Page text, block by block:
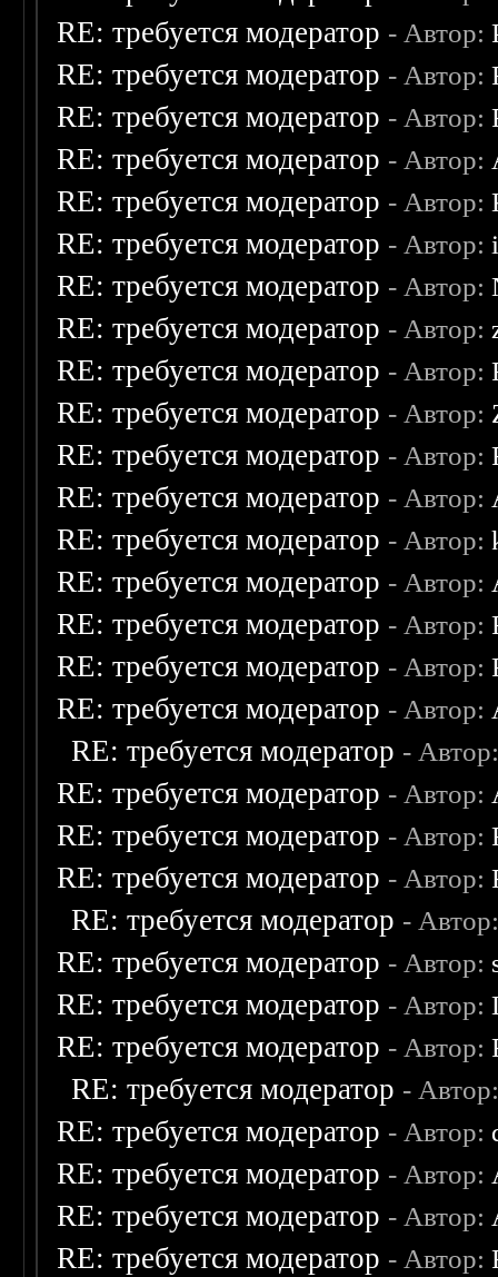
RE: требуется модератор - Автор:
RE: требуется модератор - Автор:
RE: требуется модератор - Автор:
RE: требуется модератор - Автор:
RE: требуется модератор - Автор:
RE: требуется модератор - Автор:
RE: требуется модератор - Автор:
RE: требуется модератор - Автор:
RE: требуется модератор - Автор:
RE: требуется модератор - Автор:
RE: требуется модератор - Автор:
RE: требуется модератор - Автор:
RE: требуется модератор - Автор:
RE: требуется модератор - Автор:
RE: требуется модератор - Автор:
RE: требуется модератор - Автор:
RE: требуется модератор - Автор:
RE: требуется модератор -
RE: требуется модератор - Автор:
RE: требуется модератор - Автор:
RE: требуется модератор - Автор:
RE: требуется модератор -
RE: требуется модератор - Автор:
RE: требуется модератор - Автор:
RE: требуется модератор - Автор:
RE: требуется модератор -
RE: требуется модератор - Автор:
RE: требуется модератор - Автор:
RE: требуется модератор - Автор:
RE: требуется модератор - Автор: